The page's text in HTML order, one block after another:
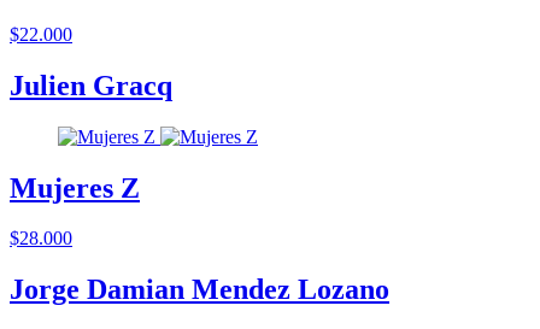
$22.000
Julien Gracq
Mujeres Z
$28.000
Jorge Damian Mendez Lozano